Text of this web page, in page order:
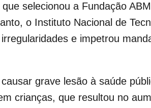
selecionou a Fundação
o Instituto Nacional de
e impetrou
grave lesão à saúde
crianças, que resultou no